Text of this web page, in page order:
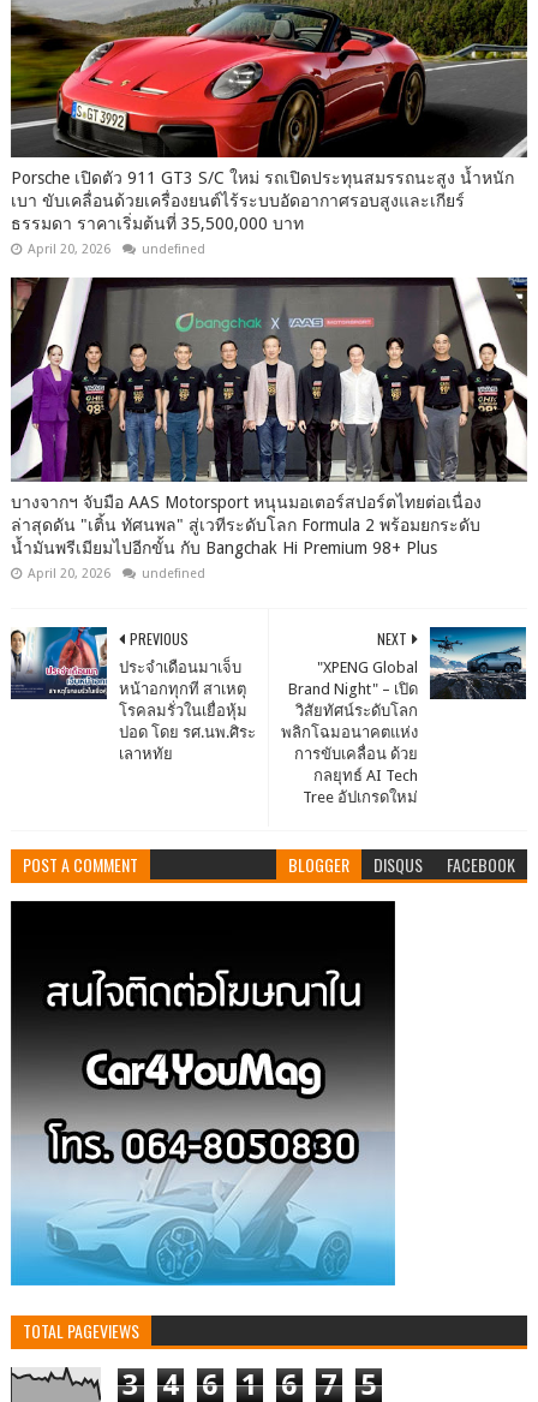
Porsche เปิดตัว 911 GT3 S/C ใหม่ รถเปิดประทุนสมรรถนะสูง น้ำหนัก
เบา ขับเคลื่อนด้วยเครื่องยนต์ไร้ระบบอัดอากาศรอบสูงและเกียร์
ธรรมดา ราคาเริ่มต้นที่ 35,500,000 บาท
April 20, 2026 undefined
บางจากฯ จับมือ AAS Motorsport หนุนมอเตอร์สปอร์ตไทยต่อเนื่อง
ล่าสุดดัน "เติ้น ทัศนพล" สู่เวทีระดับโลก Formula 2 พร้อมยกระดับ
น้ำมันพรีเมียมไปอีกขั้น กับ Bangchak Hi Premium 98+ Plus
April 20, 2026 undefined
NEXT
"XPENG Global
Brand Night" – เปิด
วิสัยทัศน์ระดับโลก
พลิกโฉมอนาคตแห่ง
การขับเคลื่อน ด้วย
กลยุทธ์ AI Tech
Tree อัปเกรดใหม่
PREVIOUS
ประจำเดือนมาเจ็บ
หน้าอกทุกที สาเหตุ
โรคลมรั่วในเยื่อหุ้ม
ปอด โดย รศ.นพ.ศิระ
เลาหทัย
POST A COMMENT BLOGGER DISQUS FACEBOOK
TOTAL PAGEVIEWS
3 4 6 1 6 7 5